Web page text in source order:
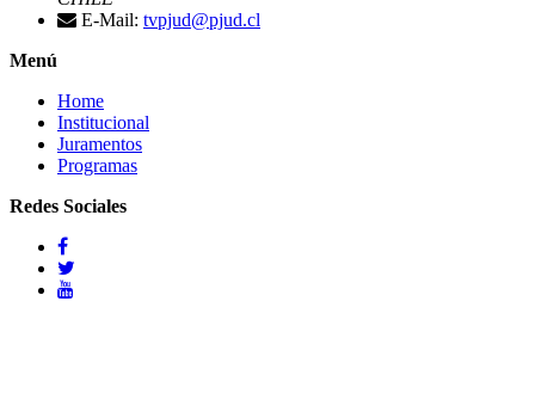
E-Mail: tvpjud@pjud.cl
Menú
Home
Institucional
Juramentos
Programas
Redes Sociales